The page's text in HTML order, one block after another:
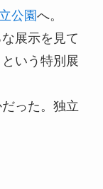
公園へ。
展示を見て
いう特別展
った。独立